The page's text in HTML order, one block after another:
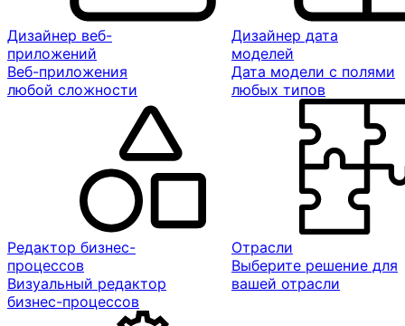
Дизайнер веб-
приложений
Веб-приложения
любой сложности
Дизайнер дата
моделей
Дата модели с полями
любых типов
Редактор бизнес-
процессов
Визуальный редактор
бизнес-процессов
Отрасли
Выберите решение для
вашей отрасли